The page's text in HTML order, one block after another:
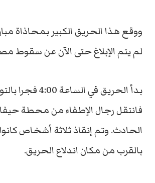
ووقع هذا الحريق الكبير بمحاذاة
لم يتم الإبلاغ حتى الآن عن سقوط
بدأ الحريق في
فانتقل رجال الإطفاء من محطة
الحادث. وتم إنقاذ ثلاثة أشخاص
بالقرب من مكان اندلاع الحريق.